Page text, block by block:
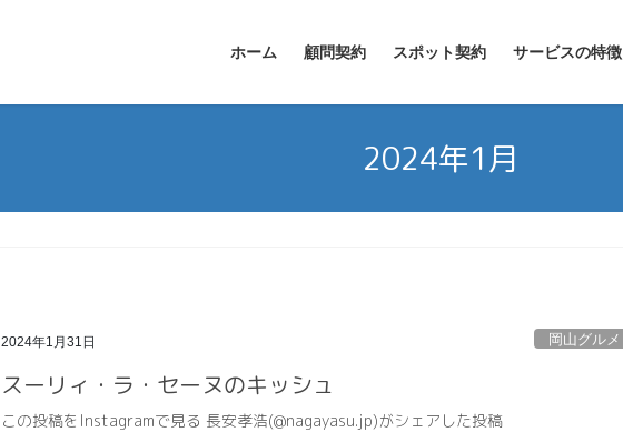
ホーム 顧問契約 スポット契約 サービスの特徴
2024年1月
2024年1月31日 岡山グルメ
スーリィ・ラ・セーヌのキッシュ
この投稿をInstagramで見る 長安孝浩(@nagayasu.jp)がシェアした投稿